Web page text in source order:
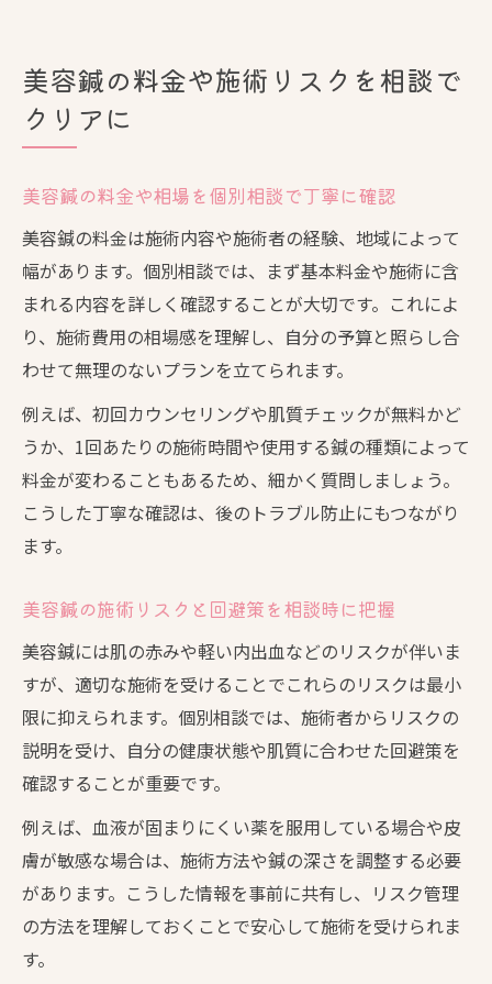
美容鍼の料金や施術リスクを相談で
クリアに
美容鍼の料金や相場を個別相談で丁寧に確認
美容鍼の料金は施術内容や施術者の経験、地域によって
幅があります。個別相談では、まず基本料金や施術に含
まれる内容を詳しく確認することが大切です。これによ
り、施術費用の相場感を理解し、自分の予算と照らし合
わせて無理のないプランを立てられます。
例えば、初回カウンセリングや肌質チェックが無料かど
うか、1回あたりの施術時間や使用する鍼の種類によって
料金が変わることもあるため、細かく質問しましょう。
こうした丁寧な確認は、後のトラブル防止にもつながり
ます。
美容鍼の施術リスクと回避策を相談時に把握
美容鍼には肌の赤みや軽い内出血などのリスクが伴いま
すが、適切な施術を受けることでこれらのリスクは最小
限に抑えられます。個別相談では、施術者からリスクの
説明を受け、自分の健康状態や肌質に合わせた回避策を
確認することが重要です。
例えば、血液が固まりにくい薬を服用している場合や皮
膚が敏感な場合は、施術方法や鍼の深さを調整する必要
があります。こうした情報を事前に共有し、リスク管理
の方法を理解しておくことで安心して施術を受けられま
す。